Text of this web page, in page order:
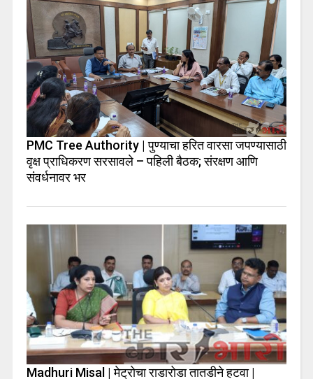
PMC Tree Authority | पुण्याचा हरित वारसा जपण्यासाठी
वृक्ष प्राधिकरण सरसावले – पहिली बैठक; संरक्षण आणि
संवर्धनावर भर
Madhuri Misal | मेट्रोचा राडारोडा तातडीने हटवा |